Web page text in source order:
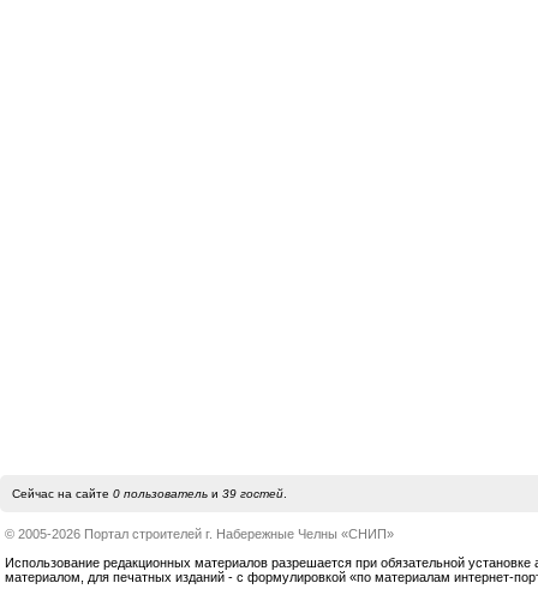
Сейчас на сайте 0 пользовательи 39 гостей.
© 2005-2026 Портал строителей г. Набережные Челны «СНИП»
Использование редакционных материалов разрешается при обязательной установке
материалом, для печатных изданий - с формулировкой «по материалам интернет-